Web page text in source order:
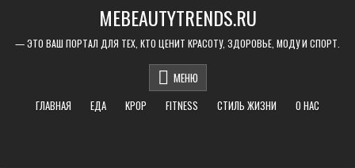
MEBEAUTYTRENDS.RU
— ЭТО ВАШ ПОРТАЛ ДЛЯ ТЕХ, КТО ЦЕНИТ КРАСОТУ, ЗДОРОВЬЕ, МОДУ И СПОРТ.
МЕНЮ
ГЛАВНАЯ
ЕДА KPOP FITNESS СТИЛЬ ЖИЗНИ О НАС